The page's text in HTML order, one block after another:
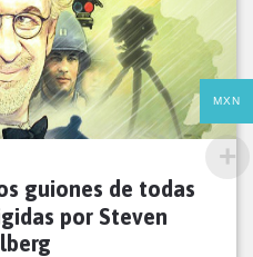
guiones de todas
por Steven
MXN